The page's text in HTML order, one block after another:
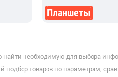
Планшеты
найти необходимую для выбора
товаров по параметрам,